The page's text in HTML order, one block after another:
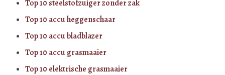
Top 10 steelstofzuiger zonder zak
Top 10 accu heggenschaar
Top 10 accu bladblazer
Top 10 accu grasmaaier
Top 10 elektrische grasmaaier